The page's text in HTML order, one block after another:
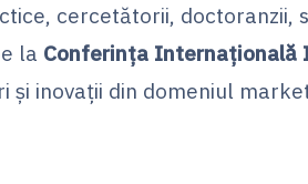
cercetătorii, doctoranzii,
la Conferința Internațională
și inovații din domeniul